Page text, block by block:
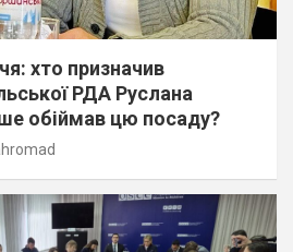
хто призначив
РДА Руслана
обіймав цю посаду?